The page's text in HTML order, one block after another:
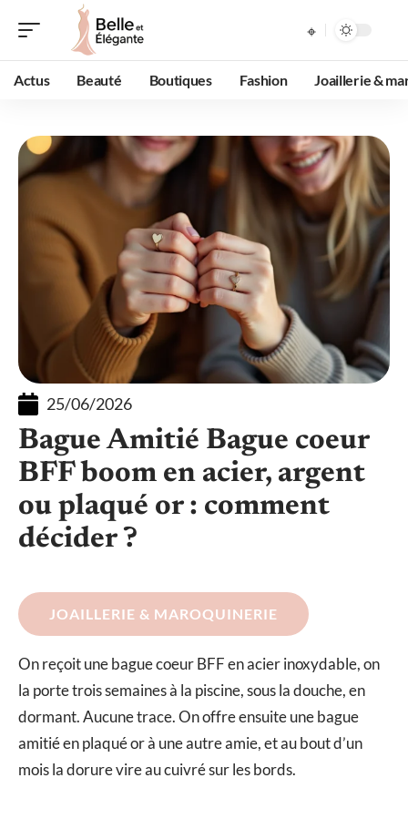
Actus Beauté Boutiques Fashion Joaillerie &
25/06/2026
Bague Amitié Bague coeur
BFF boom en acier, argent
ou plaqué or : comment
décider ?
JOAILLERIE & MAROQUINERIE
On reçoit une bague coeur BFF en acier inoxydable, on
la porte trois semaines à la piscine, sous la douche, en
dormant. Aucune trace. On offre ensuite une bague
amitié en plaqué or à une autre amie, et au bout d’un
mois la dorure vire au cuivré sur les bords.